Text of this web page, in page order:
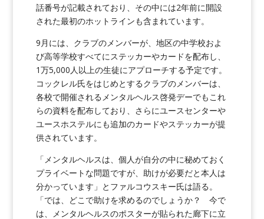
話番号が記載されており、その中には2年前に開設
された最初のホットラインも含まれています。
9月には、クラブのメンバーが、地区の中学校およ
び高等学校すべてにステッカーやカードを配布し、
1万5,000人以上の生徒にアプローチする予定です。
コックレル氏をはじめとするクラブのメンバーは、
各校で開催されるメンタルヘルス啓発デーでもこれ
らの資料を配布しており、さらにユースセンターや
ユースホステルにも追加のカードやステッカーが提
供されています。
「メンタルヘルスは、個人が自分の中に秘めておく
プライベートな問題ですが、助けが必要だと本人は
分かっています」とファルコウスキー氏は語る。
「では、どこで助けを求めるのでしょうか？ 今で
は、メンタルヘルスのポスターが貼られた廊下に立